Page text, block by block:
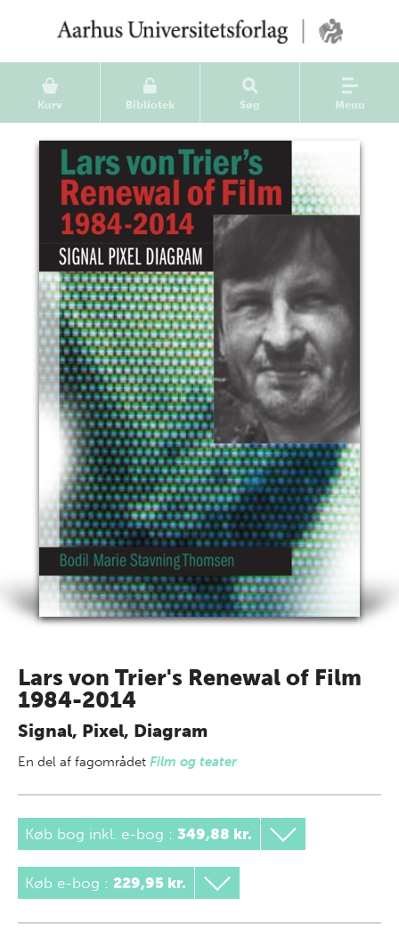
Kurv Bibliotek Søg Menu
Lars von Trier's Renewal of Film
1984-2014
Signal, Pixel, Diagram
En del af fagområdet Film og teater
Køb bog inkl. e-bog : 349,88 kr.
Køb e-bog : 229,95 kr.